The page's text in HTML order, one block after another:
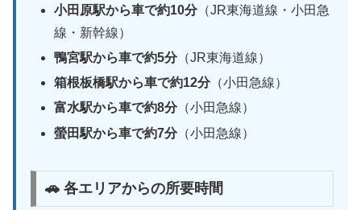
小田原駅から車で約10分（JR東海道線・小田急
線・新幹線）
鴨宮駅から車で約5分（JR東海道線）
箱根板橋駅から車で約12分（小田急線）
富水駅から車で約8分（小田急線）
螢田駅から車で約7分（小田急線）
🚗 各エリアからの所要時間